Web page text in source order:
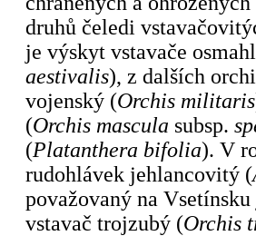
druhů čeledi
je výskyt vstavače
aestivalis), z dalších
vojenský (Orchis militaris
(Orchis mascula subsp.
(Platanthera bifolia). V
rudohlávek jehlancovitý (
považovaný na
vstavač trojzubý (Orchis